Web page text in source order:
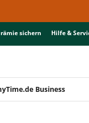
sichern Hilfe &
Business